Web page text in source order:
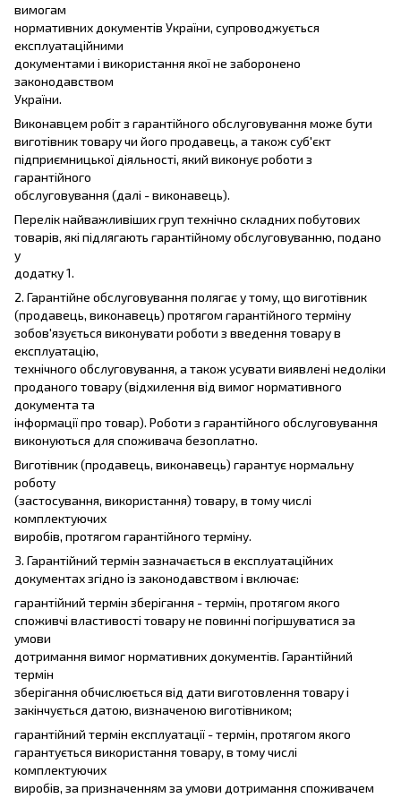
вимогам
нормативних документів України, супроводжується
експлуатаційними
документами і використання якої не заборонено
законодавством
України.
Виконавцем робіт з гарантійного обслуговування може бути
виготівник товару чи його продавець, а також суб'єкт
підприємницької діяльності, який виконує роботи з
гарантійного
обслуговування (далі - виконавець).
Перелік найважливіших груп технічно складних побутових
товарів, які підлягають гарантійному обслуговуванню, подано
у
додатку 1.
2. Гарантійне обслуговування полягає у тому, що виготівник
(продавець, виконавець) протягом гарантійного терміну
зобов'язується виконувати роботи з введення товару в
експлуатацію,
технічного обслуговування, а також усувати виявлені недоліки
проданого товару (відхилення від вимог нормативного
документа та
інформації про товар). Роботи з гарантійного обслуговування
виконуються для споживача безоплатно.
Виготівник (продавець, виконавець) гарантує нормальну
роботу
(застосування, використання) товару, в тому числі
комплектуючих
виробів, протягом гарантійного терміну.
3. Гарантійний термін зазначається в експлуатаційних
документах згідно із законодавством і включає:
гарантійний термін зберігання - термін, протягом якого
споживчі властивості товару не повинні погіршуватися за
умови
дотримання вимог нормативних документів. Гарантійний
термін
зберігання обчислюється від дати виготовлення товару і
закінчується датою, визначеною виготівником;
гарантійний термін експлуатації - термін, протягом якого
гарантується використання товару, в тому числі
комплектуючих
виробів, за призначенням за умови дотримання споживачем